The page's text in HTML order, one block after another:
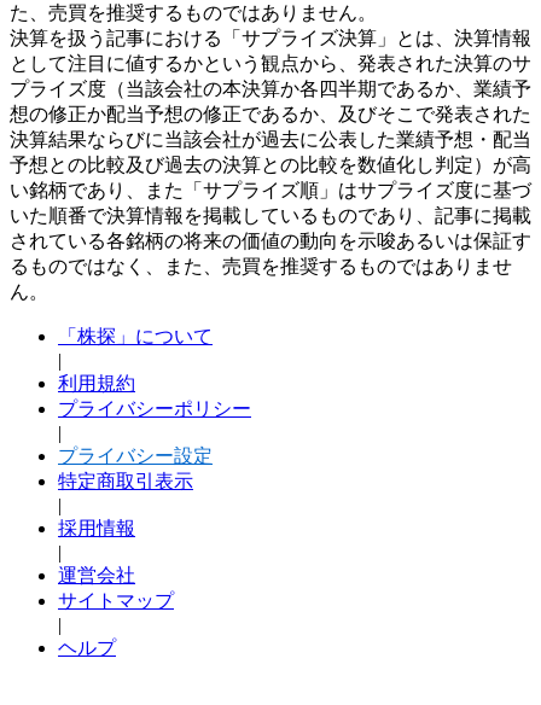
た、売買を推奨するものではありません。
決算を扱う記事における「サプライズ決算」とは、決算情報
として注目に値するかという観点から、発表された決算のサ
プライズ度（当該会社の本決算か各四半期であるか、業績予
想の修正か配当予想の修正であるか、及びそこで発表された
決算結果ならびに当該会社が過去に公表した業績予想・配当
予想との比較及び過去の決算との比較を数値化し判定）が高
い銘柄であり、また「サプライズ順」はサプライズ度に基づ
いた順番で決算情報を掲載しているものであり、記事に掲載
されている各銘柄の将来の価値の動向を示唆あるいは保証す
るものではなく、また、売買を推奨するものではありませ
ん。
「株探」について
|
利用規約
プライバシーポリシー
|
プライバシー設定
特定商取引表示
|
採用情報
|
運営会社
サイトマップ
|
ヘルプ